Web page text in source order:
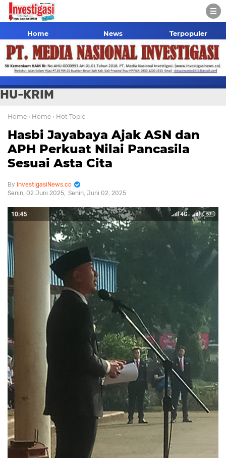
Home News Terpopuler
HU-KRIM
Home › Home › Hot Topic
Hasbi Jayabaya Ajak ASN dan
APH Perkuat Nilai Pancasila
Sesuai Asta Cita
InvestigasiNews.co
Senin, 02 Juni 2025 Senin, Juni 02, 2025